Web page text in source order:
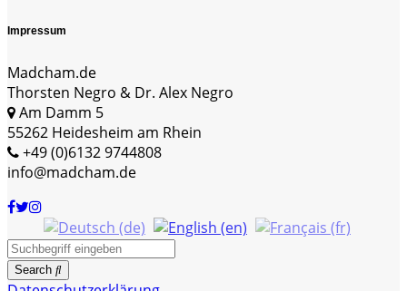
Impressum
Madcham.de
Thorsten Negro & Dr. Alex Negro
Am Damm 5
55262 Heidesheim am Rhein
+49 (0)6132 9744808
info@madcham.de
Search